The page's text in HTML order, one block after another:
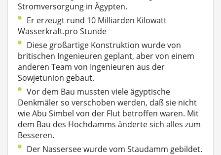
Stromversorgung in Ägypten.
Er erzeugt rund 10 Milliarden Kilowatt
Wasserkraft.pro Stunde
Diese großartige Konstruktion wurde von
britischen Ingenieuren geplant, aber von einem
anderen Team von Ingenieuren aus der
Sowjetunion gebaut.
Vor dem Bau mussten viele ägyptische
Denkmäler so verschoben werden, daß sie nicht
wie Abu Simbel von der Flut betroffen waren. Mit
dem Bau des Hochdamms änderte sich alles zum
Besseren.
Der Nassersee wurde vom Staudamm gebildet.